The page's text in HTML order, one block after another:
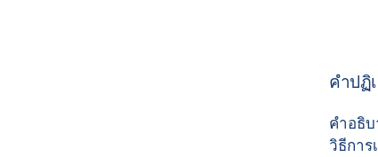
คำปฏิ
คำอธิ
วิธีกา